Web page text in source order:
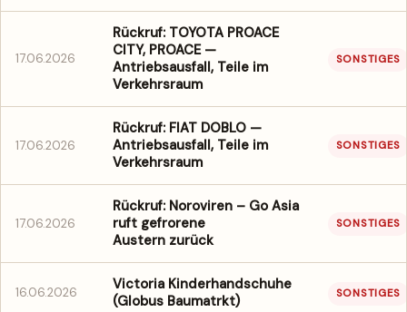
17.06.2026
Rückruf: TOYOTA PROACE
CITY, PROACE —
Antriebsausfall, Teile im
Verkehrsraum
SONSTIGES
17.06.2026
Rückruf: FIAT DOBLO —
Antriebsausfall, Teile im
Verkehrsraum
SONSTIGES
17.06.2026
Rückruf: Noroviren – Go Asia
ruft gefrorene
Austern zurück
SONSTIGES
16.06.2026
Victoria Kinderhandschuhe
(Globus Baumatrkt)
SONSTIGES